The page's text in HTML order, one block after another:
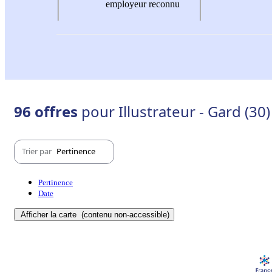
employeur reconnu
96 offres pour Illustrateur - Gard (30)
Trier par Pertinence
Pertinence
Date
Afficher la carte (contenu non-accessible)